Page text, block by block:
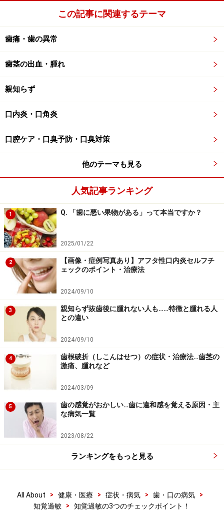
この記事に関連するテーマ
歯痛・歯の異常
歯茎の出血・腫れ
親知らず
口内炎・口角炎
口腔ケア・口臭予防・口臭対策
他のテーマも見る
人気記事ランキング
1 Q. 「歯に悪い果物がある」って本当ですか？
2025/01/22
2
【画像・症例写真あり】アフタ性口内炎セルフチ
ェックのポイント・治療法
2024/09/10
3
親知らず抜歯後に腫れない人も……特徴と腫れる人
との違い
2024/09/10
4
歯根破折（しこんはせつ）の症状・治療法…歯茎の
激痛、腫れなど
2024/03/09
5
歯の感覚がおかしい…歯に違和感を覚える原因・主
な病気一覧
2023/08/22
ランキングをもっと見る
All About > 健康・医療 > 症状・病気 > 歯・口の病気
>
知覚過敏
> 知覚過敏の3つのチェックポイント！